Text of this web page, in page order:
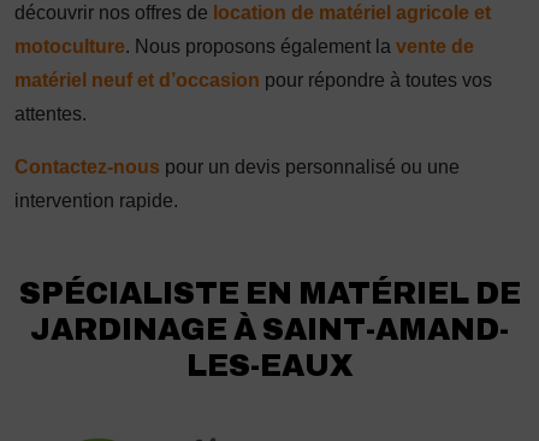
découvrir nos offres de location de matériel agricole et
motoculture. Nous proposons également la vente de
matériel neuf et d’occasion pour répondre à toutes vos
attentes.
Contactez-nous pour un devis personnalisé ou une
intervention rapide.
SPÉCIALISTE EN MATÉRIEL DE
JARDINAGE À SAINT-AMAND-
LES-EAUX